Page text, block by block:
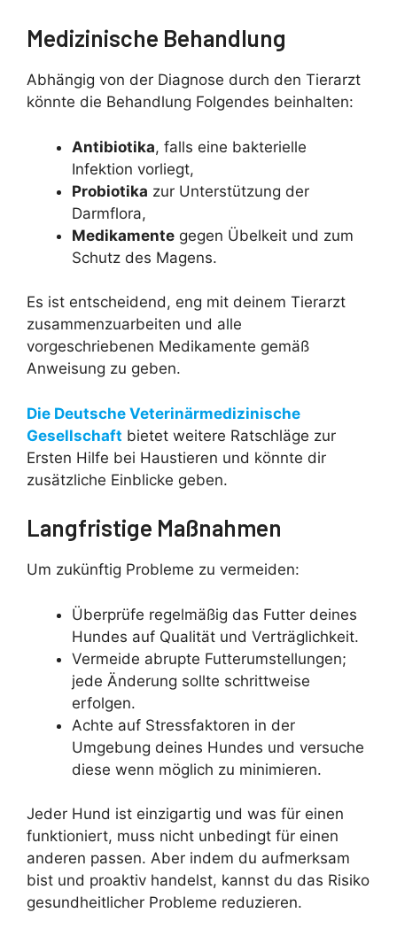
Medizinische Behandlung
Abhängig von der Diagnose durch den Tierarzt
könnte die Behandlung Folgendes beinhalten:
Antibiotika, falls eine bakterielle
Infektion vorliegt,
Probiotika zur Unterstützung der
Darmflora,
Medikamente gegen Übelkeit und zum
Schutz des Magens.
Es ist entscheidend, eng mit deinem Tierarzt
zusammenzuarbeiten und alle
vorgeschriebenen Medikamente gemäß
Anweisung zu geben.
Die Deutsche Veterinärmedizinische
Gesellschaft bietet weitere Ratschläge zur
Ersten Hilfe bei Haustieren und könnte dir
zusätzliche Einblicke geben.
Langfristige Maßnahmen
Um zukünftig Probleme zu vermeiden:
Überprüfe regelmäßig das Futter deines
Hundes auf Qualität und Verträglichkeit.
Vermeide abrupte Futterumstellungen;
jede Änderung sollte schrittweise
erfolgen.
Achte auf Stressfaktoren in der
Umgebung deines Hundes und versuche
diese wenn möglich zu minimieren.
Jeder Hund ist einzigartig und was für einen
funktioniert, muss nicht unbedingt für einen
anderen passen. Aber indem du aufmerksam
bist und proaktiv handelst, kannst du das Risiko
gesundheitlicher Probleme reduzieren.